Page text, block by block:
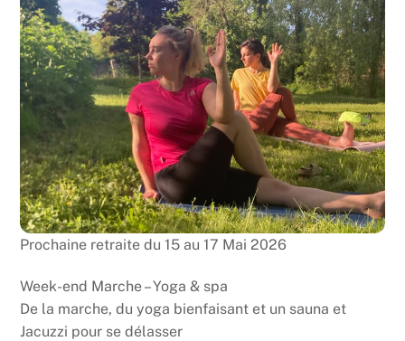
Prochaine retraite du 15 au 17 Mai 2026
Week-end Marche – Yoga & spa
De la marche, du yoga bienfaisant et un sauna et
Jacuzzi pour se délasser